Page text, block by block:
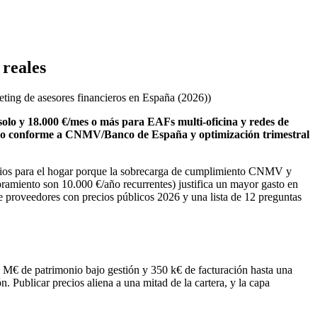
de asesores financieros en España (2026))
y 18.000 €/mes o más para EAFs multi-oficina y redes de
conforme a CNMV/Banco de España y optimización trimestral
para el hogar porque la sobrecarga de cumplimiento CNMV y
son 10.000 €/año recurrentes) justifica un mayor gasto en
con precios públicos 2026 y una lista de 12 preguntas
de patrimonio bajo gestión y 350 k€ de facturación hasta una
Publicar precios aliena a una mitad de la cartera, y la capa